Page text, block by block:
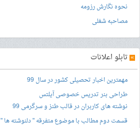
نحوه نگارش رزومه
مصاحبه شغلی
» تابلو اعلانات
مهمترین اخبار تحصیلی کشور در سال 99
طراحی بنرتدریس خصوصی آیلتس
نوشته های کاربران در قالب طنز و سرگرمی 99
قسمت دوم مطالب با موضوع متفرقه " دلنوشته ها "